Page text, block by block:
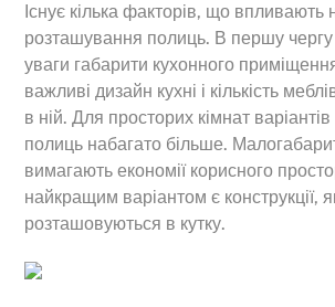
Існує кілька факторів, що впливають
розташування полиць. В першу
уваги габарити кухонного
важливі дизайн кухні і кількість
в ній. Для просторих кімнат
полиць набагато більше.
вимагають економії корисного
найкращим варіантом є конструкції,
розташовуються в кутку.